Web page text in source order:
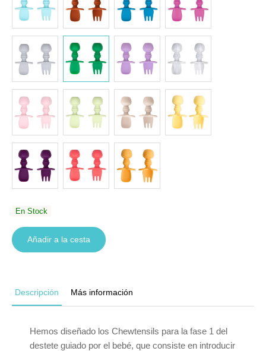
En Stock
Añadir a la cesta
Descripción Más información
Hemos diseñado los Chewtensils para la fase 1 del
destete guiado por el bebé, que consiste en introducir